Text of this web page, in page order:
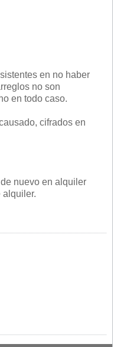
en no haber
no son
en todo caso.
cifrados en
nuevo en alquiler
alquiler.